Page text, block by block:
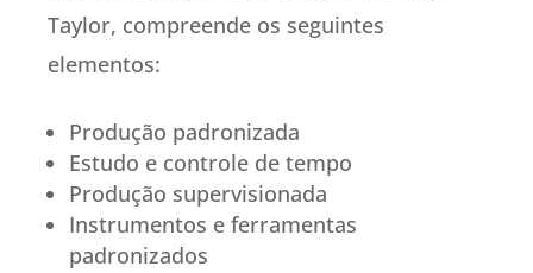
Taylor, compreende os seguintes
elementos:
Produção padronizada
Estudo e controle de tempo
Produção supervisionada
Instrumentos e ferramentas
padronizados